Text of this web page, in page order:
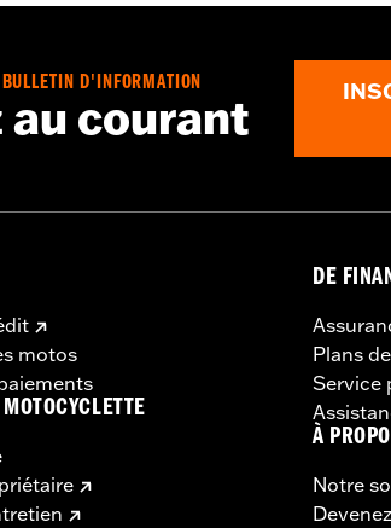
D'INFORMATION
au courant
motos
DE
Plans
Service
À
Notre